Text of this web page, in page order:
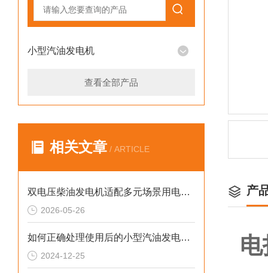
小型汽油发电机
查看全部产品
相关文章 / ARTICLE
双电压柴油发电机适配多元场景用电需求
2026-05-26
如何正确处理使用后的小型汽油发电机？
2024-12-25
产